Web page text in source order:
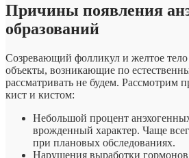
Причины появления
образований
Созревающий фолликул и желтое тело
объекты, возникающие по
рассматривать не будем. Рассмотрим
кист и кистом:
Небольшой процент
врожденный характер. Чаще
при плановых обследованиях.
Нарушения выработки